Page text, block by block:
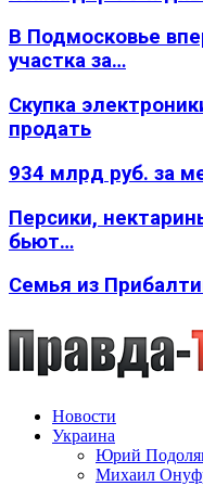
В Подмосковье
участка за…
Скупка
продать
934 млрд руб. за
Персики,
бьют…
Семья из
Новости
Украина
Юрий
Михаил